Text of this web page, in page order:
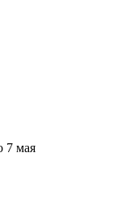
7 мая